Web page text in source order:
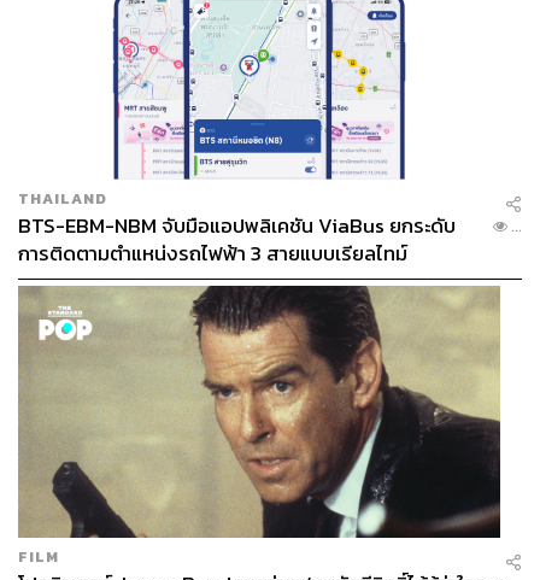
THAILAND
BTS-EBM-NBM จับมือแอปพลิเคชัน ViaBus ยกระดับ
การติดตามตำแหน่งรถไฟฟ้า 3 สายแบบเรียลไทม์
...
FILM